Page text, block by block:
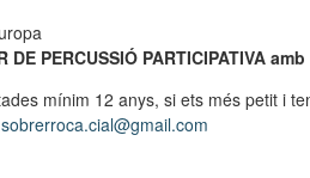
DE PERCUSSIÓ PARTICIPATIVA
mínim 12 anys, si ets més petit i
sobrerroca.cial@gmail.com